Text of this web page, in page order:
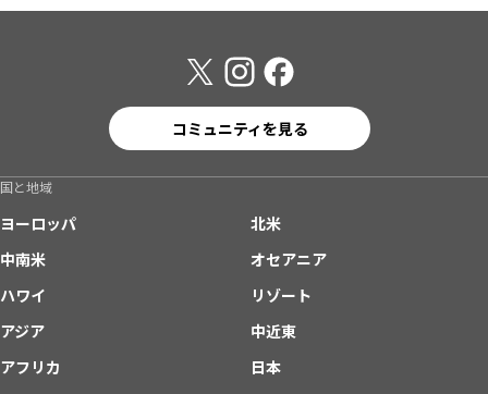
コミュニティを見る
国と地域
ヨーロッパ
北米
中南米
オセアニア
ハワイ
リゾート
アジア
中近東
アフリカ
日本